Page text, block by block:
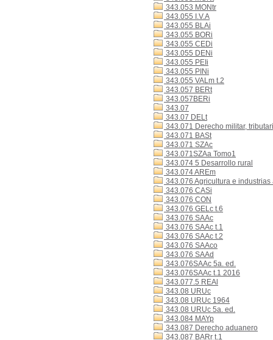
343.053 MONtr
343.055 I.V.A
343.055 BLAi
343.055 BORi
343.055 CEDi
343.055 DENi
343.055 PEIi
343.055 PINi
343.055 VALm t.2
343.057 BERt
343.057BERi
343.07
343.07 DELt
343.071 Derecho militar,
343.071 BASt
343.071 SZAc
343.071SZAa Tomo1
343.074 5 Desarrollo rural
343.074 AREm
343.076 Agricultura e industrias
343.076 CASi
343.076 CON
343.076 GELc t.6
343.076 SAAc
343.076 SAAc t.1
343.076 SAAc t.2
343.076 SAAco
343.076 SAAd
343.076SAAc 5a. ed.
343.076SAAc t.1 2016
343.077.5 REAl
343.08 URUc
343.08 URUc 1964
343.08 URUc 5a. ed.
343.084 MAYp
343.087 Derecho aduanero
343.087 BARr t.1